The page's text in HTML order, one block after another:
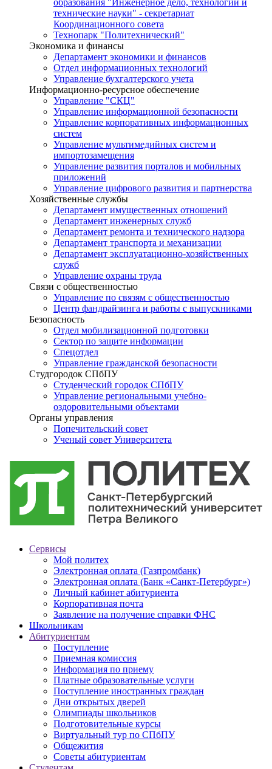
технические науки" - секретариат
Координационного совета
Технопарк "Политехнический"
Экономика и финансы
Департамент экономики и финансов
Отдел информационных технологий
Управление бухгалтерского учета
Информационно-ресурсное обеспечение
Управление "СКЦ"
Управление информационной безопасности
Управление корпоративных информационных
систем
Управление мультимедийных систем и
импортозамещения
Управление развития порталов и мобильных
приложений
Управление цифрового развития и партнерства
Хозяйственные службы
Департамент имущественных отношений
Департамент инженерных служб
Департамент ремонта и технического надзора
Департамент транспорта и механизации
Департамент эксплуатационно-хозяйственных
служб
Управление охраны труда
Связи с общественностью
Управление по связям с общественностью
Центр фандрайзинга и работы с выпускниками
Безопасность
Отдел мобилизационной подготовки
Сектор по защите информации
Спецотдел
Управление гражданской безопасности
Студгородок СПбПУ
Студенческий городок СПбПУ
Управление региональными учебно-
оздоровительными объектами
Органы управления
Попечительский совет
Ученый совет Университета
Сервисы
Мой политех
Электронная оплата (Газпромбанк)
Электронная оплата (Банк «Санкт-Петербург»)
Личный кабинет абитуриента
Корпоративная почта
Заявление на получение справки ФНС
Школьникам
Абитуриентам
Поступление
Приемная комиссия
Информация по приему
Платные образовательные услуги
Поступление иностранных граждан
Дни открытых дверей
Олимпиады школьников
Подготовительные курсы
Виртуальный тур по СПбПУ
Общежития
Советы абитуриентам